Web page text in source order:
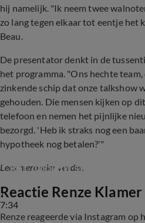
hij namelijk. "Ik neem twee
zo lang tegen elkaar tot eentje het
Beau.
De presentator denkt in de
het programma. "Ons hechte
zinkende schip dat onze talkshow
gehouden. Die mensen kijken op
telefoon en nemen het pijnlijke
bezorgd. 'Heb ik straks nog een
hypotheek nog betalen?'"
Lees hieronder verder.
7:34
RTL Tonight stopt
Reactie Renze Klamer
Renze reageerde via Instagram op